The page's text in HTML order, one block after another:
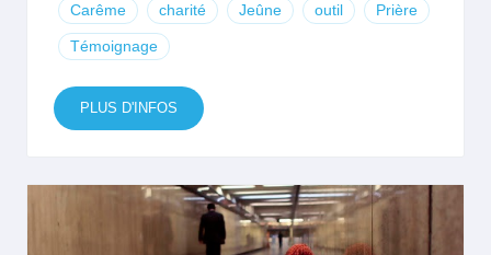
Carême charité Jeûne outil Prière
Témoignage
PLUS D'INFOS